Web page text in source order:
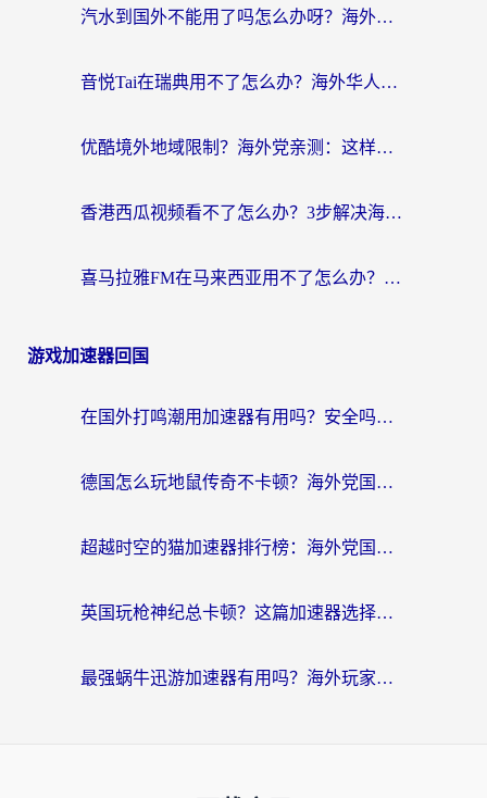
汽水到国外不能用了吗怎么办呀？海外党追剧看片的救星在这里！
音悦Tai在瑞典用不了怎么办？海外华人追剧听歌的实用指南
优酷境外地域限制？海外党亲测：这样看国内剧再也不卡（附3个实用场景解决）
香港西瓜视频看不了怎么办？3步解决海外追剧难题，附靠谱加速器推荐
喜马拉雅FM在马来西亚用不了怎么办？海外华人亲测有效的回国加速指南
游戏加速器回国
在国外打鸣潮用加速器有用吗？安全吗？海外玩家国服游戏加速全指南
德国怎么玩地鼠传奇不卡顿？海外党国服游戏加速全攻略（含战双EVE实用指南）
超越时空的猫加速器排行榜：海外党国服游戏不卡顿的终极选择指南
英国玩枪神纪总卡顿？这篇加速器选择指南帮你告别延迟（附实测推荐）
最强蜗牛迅游加速器有用吗？海外玩家国服游戏加速避坑指南（附德国玩忍者必须死3流星蝴蝶剑解决办法）